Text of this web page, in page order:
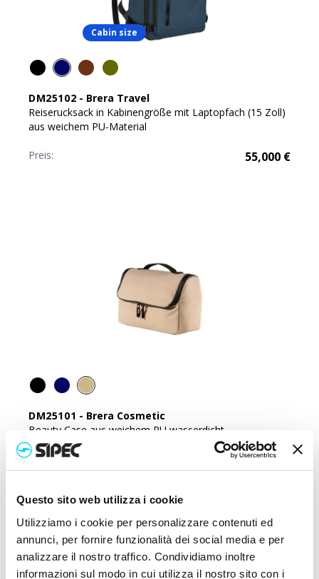
Questo sito web utilizza i cookie
Utilizziamo i cookie per personalizzare contenuti ed
annunci, per fornire funzionalità dei social media e per
analizzare il nostro traffico. Condividiamo inoltre
informazioni sul modo in cui utilizza il nostro sito con i
Cabin size
DM25102 - Brera Travel
Reiserucksack in Kabinengröße mit Laptopfach (15 Zoll)
aus weichem PU-Material
Preis: 55,000 €
DM25101 - Brera Cosmetic
Beauty Case aus weichem PU wasserdicht.
Preis: 17,500€